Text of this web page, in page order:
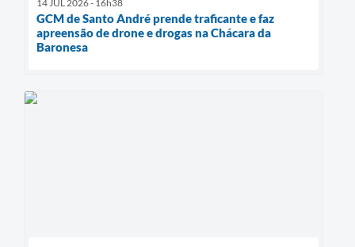
14 JUL 2026 - 16h38
GCM de Santo André prende traficante e faz
apreensão de drone e drogas na Chácara da
Baronesa